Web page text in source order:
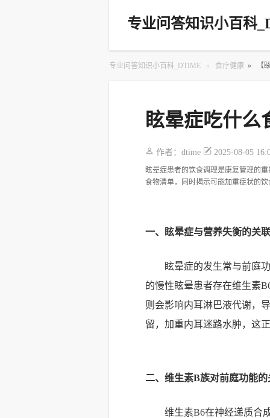
专业问答知识小百科
专业问答知识小百科_DTIME » 食疗健康 » 【
眩晕症吃什么
作者：dtime 2025-08-05
眩晕症患者的饮食调理是康复管理的
食物清单，同时揭示可能加重症状的
一、眩晕症与营养失衡的关
眩晕症的发生常与前庭
的慢性眩晕患者存在维生素
则会影响内耳淋巴液代谢，
留，加重内耳迷路水肿，这
二、维生素B族对前庭功能
维生素B6在神经递质合